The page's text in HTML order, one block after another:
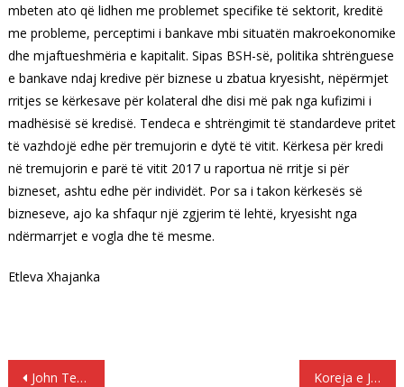
mbeten ato që lidhen me problemet specifike të sektorit, kreditë
me probleme, perceptimi i bankave mbi situatën makroekonomike
dhe mjaftueshmëria e kapitalit. Sipas BSH-së, politika shtrënguese
e bankave ndaj kredive për biznese u zbatua kryesisht, nëpërmjet
rritjes se kërkesave për kolateral dhe disi më pak nga kufizimi i
madhësisë së kredisë. Tendeca e shtrëngimit të standardeve pritet
të vazhdojë edhe për tremujorin e dytë të vitit. Kërkesa për kredi
në tremujorin e parë të vitit 2017 u raportua në rritje si për
bizneset, ashtu edhe për individët. Por sa i takon kërkesës së
bizneseve, ajo ka shfaqur një zgjerim të lehtë, kryesisht nga
ndërmarrjet e vogla dhe të mesme.
Etleva Xhajanka
Lëvizje
John Terry do të largohet nga Celsi në fund te sezonit Koreja e Jugut: Akuza për korrupsion kundër Presidentes Park Gun-Hye